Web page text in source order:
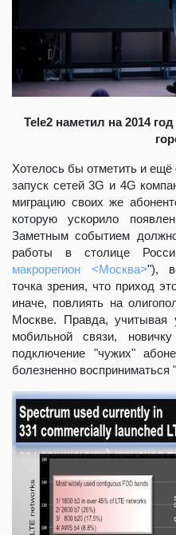
Tele2 наметил на 2014
Хотелось бы отметить и
запуск сетей 3G и 4G
миграцию своих же
которую ускорило
Заметным событием
работы в столице
макрорегион <Москва>"),
точка зрения, что приход
иначе, повлиять на
Москве. Правда, учитывая
мобильной связи,
подключение "чужих"
болезненно восприниматься